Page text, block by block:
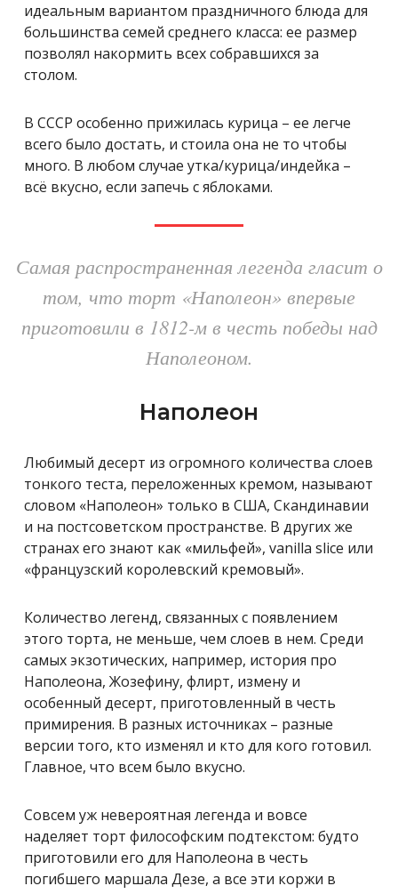
идеальным вариантом праздничного блюда для
большинства семей среднего класса: ее размер
позволял накормить всех собравшихся за
столом.
В СССР особенно прижилась курица – ее легче
всего было достать, и стоила она не то чтобы
много. В любом случае утка/курица/индейка –
всё вкусно, если запечь с яблоками.
Самая распространенная легенда гласит о
том, что торт «Наполеон» впервые
приготовили в 1812-м в честь победы над
Наполеоном.
Наполеон
Любимый десерт из огромного количества слоев
тонкого теста, переложенных кремом, называют
словом «Наполеон» только в США, Скандинавии
и на постсоветском пространстве. В других же
странах его знают как «мильфей», vanilla slice или
«французский королевский кремовый».
Количество легенд, связанных с появлением
этого торта, не меньше, чем слоев в нем. Среди
самых экзотических, например, история про
Наполеона, Жозефину, флирт, измену и
особенный десерт, приготовленный в честь
примирения. В разных источниках – разные
версии того, кто изменял и кто для кого готовил.
Главное, что всем было вкусно.
Совсем уж невероятная легенда и вовсе
наделяет торт философским подтекстом: будто
приготовили его для Наполеона в честь
погибшего маршала Дезе, а все эти коржи в